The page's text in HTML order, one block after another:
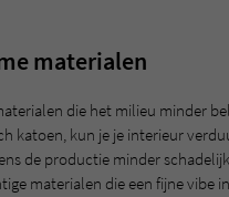
materialen
die het milieu minder
katoen, kun je je interieur
de productie minder
materialen die een fijne vibe